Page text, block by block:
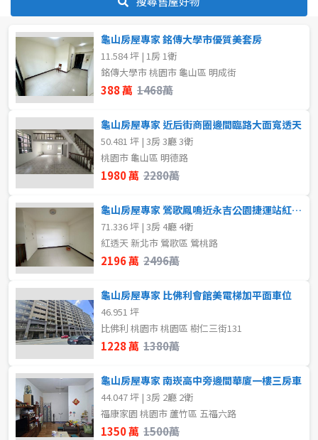
50~60 坪
60~70 坪 70~80 坪
~
樓層
不拘
1樓 2樓
3樓 4樓
5~10樓
~
不拘
1房
2房
20坪以下
20~30 坪 30~40 坪
40~50 坪 50~60 坪
60~70 坪 70~80 坪
80坪以上
樓層
不拘
1樓
3樓
5~10樓 11~20樓
21樓以上
龜山房屋專家 銘傳大學市優質美套房
11.584 坪 | 1房 1衛
銘傳大學市 桃園市 龜山區 明成街
388 萬 1468萬
龜山房屋專家 近后街商圈邊間臨路大面寬透天
50.481 坪 | 3房 3廳 3衛
桃園市 龜山區 明德路
1980 萬 2280萬
龜山房屋專家 鶯歌鳳鳴近永吉公園捷運站紅透天
71.336 坪 | 3房 4廳 4衛
紅透天 新北市 鶯歌區 鶯桃路
2196 萬 2496萬
龜山房屋專家 比佛利會館美電梯加平面車位
46.951 坪
比佛利 桃園市 桃園區 樹仁三街131
1228 萬 1380萬
龜山房屋專家 南崁高中旁邊間華廈一樓三房車
44.047 坪 | 3房 2廳 2衛
福康家園 桃園市 蘆竹區 五福六路
1350 萬 1500萬